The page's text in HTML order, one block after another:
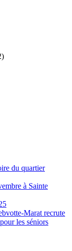
du quartier
à Sainte
Marat recrute
les séniors